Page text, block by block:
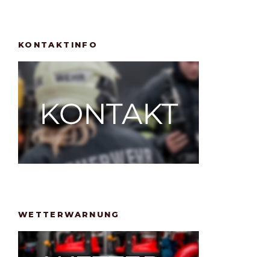
KONTAKTINFO
WETTERWARNUNG